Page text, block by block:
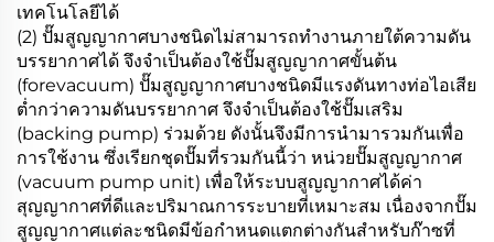
เทคโนโลยีได้
(2) ปั๊มสูญญากาศบางชนิดไม่สามารถทำงานภายใต้ความดัน
บรรยากาศได้ จึงจำเป็นต้องใช้ปั๊มสูญญากาศขั้นต้น
(forevacuum) ปั๊มสูญญากาศบางชนิดมีแรงดันทางท่อไอเสีย
ต่ำกว่าความดันบรรยากาศ จึงจำเป็นต้องใช้ปั๊มเสริม
(backing pump) ร่วมด้วย ดังนั้นจึงมีการนำมารวมกันเพื่อ
การใช้งาน ซึ่งเรียกชุดปั๊มที่รวมกันนี้ว่า หน่วยปั๊มสูญญากาศ
(vacuum pump unit) เพื่อให้ระบบสูญญากาศได้ค่า
สุญญากาศที่ดีและปริมาณการระบายที่เหมาะสม เนื่องจากปั๊ม
สูญญากาศแต่ละชนิดมีข้อกำหนดแตกต่างกันสำหรับก๊าซที่